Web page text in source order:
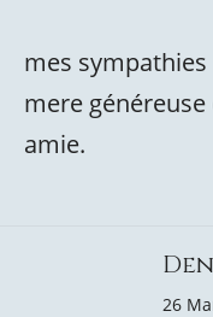
mes sympathies
mere
amie.
26